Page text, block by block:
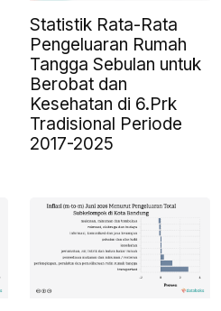
Statistik Rata-Rata
Pengeluaran Rumah
Tangga Sebulan untuk
Berobat dan
Kesehatan di 6.Prk
Tradisional Periode
2017-2025